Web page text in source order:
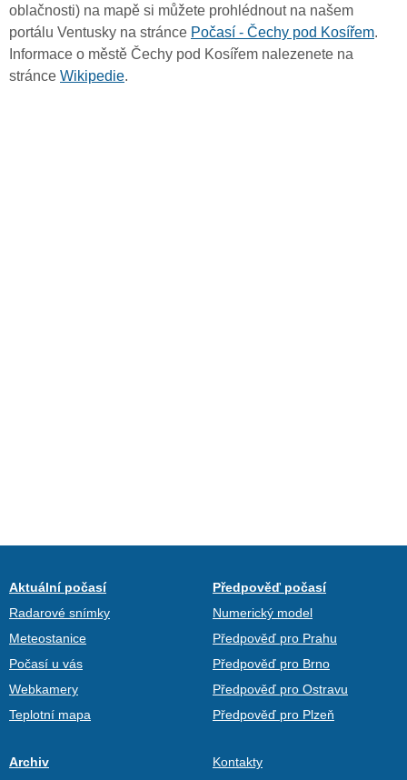
oblačnosti) na mapě si můžete prohlédnout na našem
portálu Ventusky na stránce Počasí - Čechy pod Kosířem.
Informace o městě Čechy pod Kosířem nalezenete na
stránce Wikipedie.
Aktuální počasí
Radarové snímky
Meteostanice
Počasí u vás
Webkamery
Teplotní mapa
Předpověď počasí
Numerický model
Předpověď pro Prahu
Předpověď pro Brno
Předpověď pro Ostravu
Předpověď pro Plzeň
Archiv Kontakty